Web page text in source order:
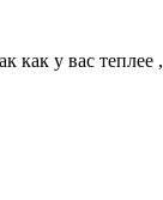
как у вас теплее ,